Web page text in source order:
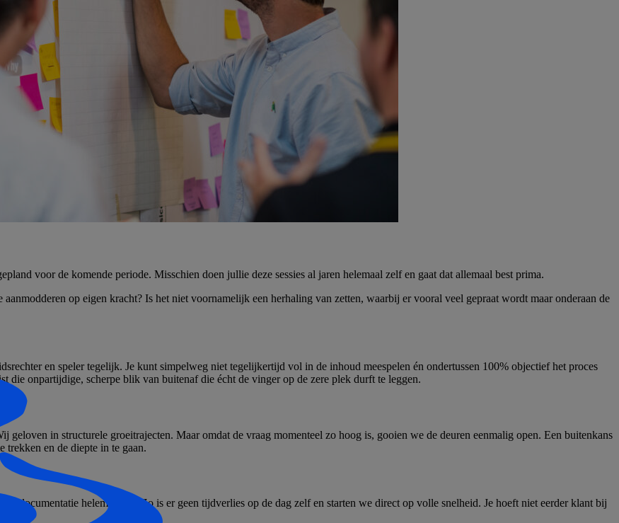
voor de komende periode. Misschien doen jullie deze sessies al jaren helemaal zelf en gaat dat allemaal best prima.
op eigen kracht? Is het niet voornamelijk een herhaling van zetten, waarbij er vooral veel gepraat wordt maar onderaan de
en speler tegelijk. Je kunt simpelweg niet tegelijkertijd vol in de inhoud meespelen én ondertussen 100% objectief het proces
die onpartijdige, scherpe blik van buitenaf die écht de vinger op de zere plek durft te leggen.
in structurele groeitrajecten. Maar omdat de vraag momenteel zo hoog is, gooien we de deuren eenmalig open. Een buitenkans
trekken en de diepte in te gaan.
documentatie helemaal uit. Zo is er geen tijdverlies op de dag zelf en starten we direct op volle snelheid. Je hoeft niet eerder klant bij